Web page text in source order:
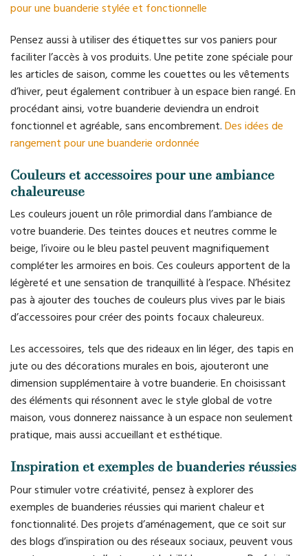
pour une buanderie stylée et fonctionnelle
Pensez aussi à utiliser des étiquettes sur vos paniers pour
faciliter l’accès à vos produits. Une petite zone spéciale pour
les articles de saison, comme les couettes ou les vêtements
d’hiver, peut également contribuer à un espace bien rangé. En
procédant ainsi, votre buanderie deviendra un endroit
fonctionnel et agréable, sans encombrement. Des idées de
rangement pour une buanderie ordonnée
Couleurs et accessoires pour une ambiance
chaleureuse
Les couleurs jouent un rôle primordial dans l’ambiance de
votre buanderie. Des teintes douces et neutres comme le
beige, l’ivoire ou le bleu pastel peuvent magnifiquement
compléter les armoires en bois. Ces couleurs apportent de la
légèreté et une sensation de tranquillité à l’espace. N’hésitez
pas à ajouter des touches de couleurs plus vives par le biais
d’accessoires pour créer des points focaux chaleureux.
Les accessoires, tels que des rideaux en lin léger, des tapis en
jute ou des décorations murales en bois, ajouteront une
dimension supplémentaire à votre buanderie. En choisissant
des éléments qui résonnent avec le style global de votre
maison, vous donnerez naissance à un espace non seulement
pratique, mais aussi accueillant et esthétique.
Inspiration et exemples de buanderies réussies
Pour stimuler votre créativité, pensez à explorer des
exemples de buanderies réussies qui marient chaleur et
fonctionnalité. Des projets d’aménagement, que ce soit sur
des blogs d’inspiration ou des réseaux sociaux, peuvent vous